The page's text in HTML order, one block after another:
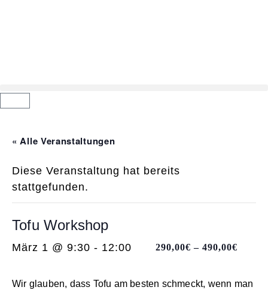
« Alle Veranstaltungen
Diese Veranstaltung hat bereits
stattgefunden.
Tofu Workshop
März 1 @ 9:30 - 12:00 290,00€ – 490,00€
Wir glauben, dass Tofu am besten schmeckt, wenn man